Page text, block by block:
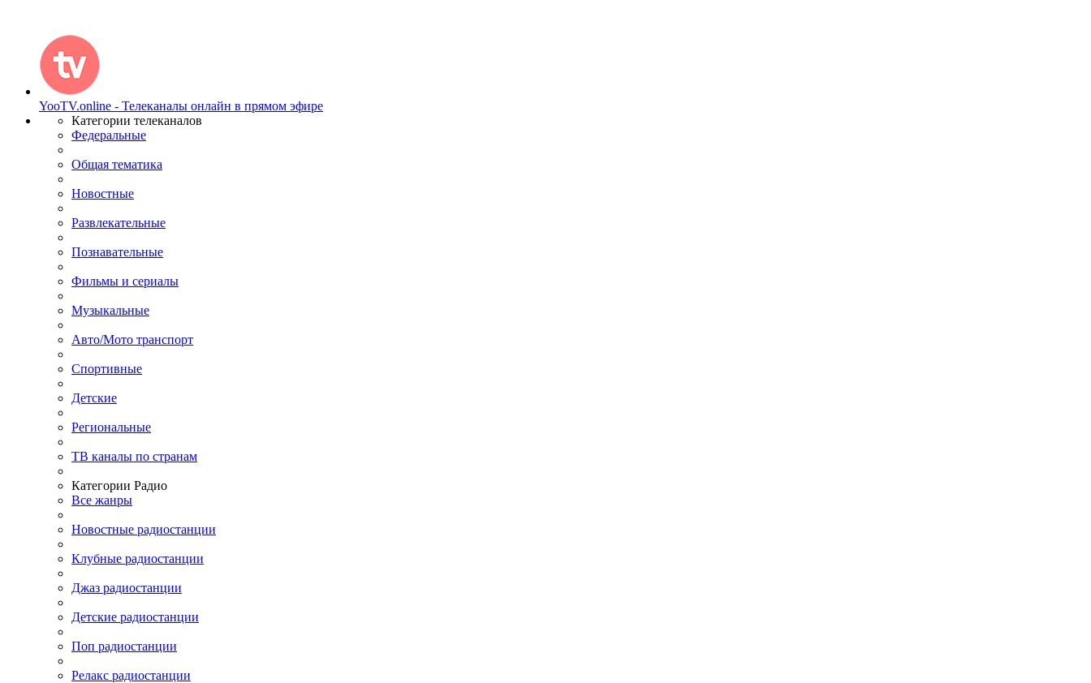
YooTV.online - Телеканалы онлайн в прямом эфире
Категории телеканалов
Федеральные
Общая тематика
Новостные
Развлекательные
Познавательные
Фильмы и сериалы
Музыкальные
Авто/Мото транспорт
Спортивные
Детские
Региональные
ТВ каналы по странам
Категории Радио
Все жанры
Новостные радиостанции
Клубные радиостанции
Джаз радиостанции
Детские радиостанции
Поп радиостанции
Релакс радиостанции